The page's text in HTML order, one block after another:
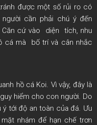
được một số rủi ro có
cần phải chú ý đến
Căn cứ vào diện tích, nhu
cá mà bố trí và cân nhắc
hồ cá Koi. Vì vậy, đây là
hiểm cho con người. Do
tới độ an toàn của đá. Ưu
nhám để hạn chế trơn